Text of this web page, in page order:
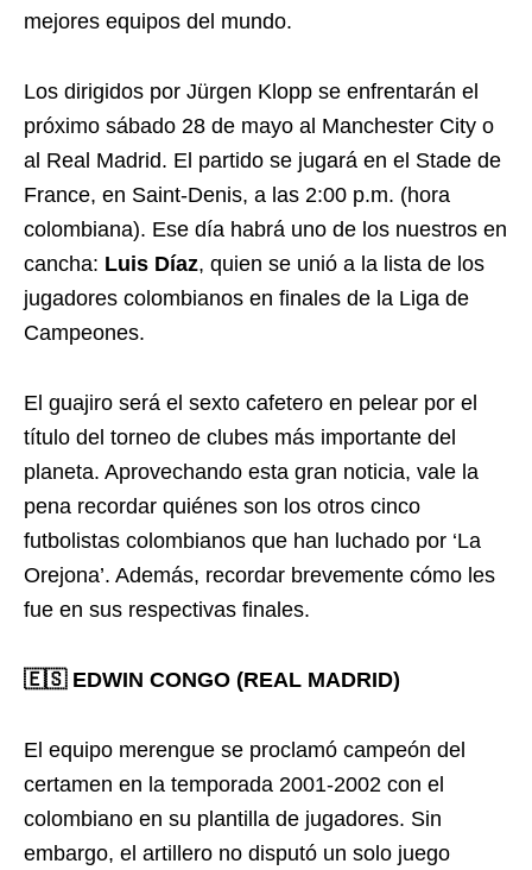
mejores equipos del mundo.
Los dirigidos por Jürgen Klopp se enfrentarán el
próximo sábado 28 de mayo al Manchester City o
al Real Madrid. El partido se jugará en el Stade de
France, en Saint-Denis, a las 2:00 p.m. (hora
colombiana). Ese día habrá uno de los nuestros en
cancha: Luis Díaz, quien se unió a la lista de los
jugadores colombianos en finales de la Liga de
Campeones.
El guajiro será el sexto cafetero en pelear por el
título del torneo de clubes más importante del
planeta. Aprovechando esta gran noticia, vale la
pena recordar quiénes son los otros cinco
futbolistas colombianos que han luchado por ‘La
Orejona’. Además, recordar brevemente cómo les
fue en sus respectivas finales.
🇪🇸 EDWIN CONGO (REAL MADRID)
El equipo merengue se proclamó campeón del
certamen en la temporada 2001-2002 con el
colombiano en su plantilla de jugadores. Sin
embargo, el artillero no disputó un solo juego